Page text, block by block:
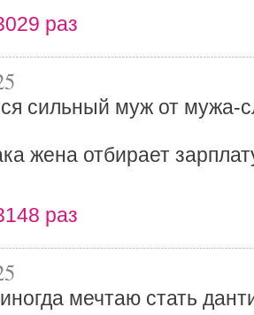
раз
сильный муж от мужа-
жена отбирает
раз
мечтаю стать